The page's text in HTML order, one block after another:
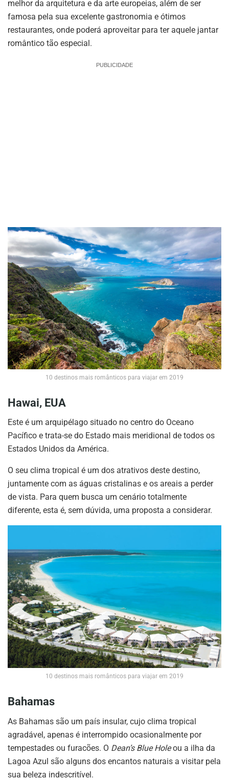
melhor da arquitetura e da arte europeias, além de ser
famosa pela sua excelente gastronomia e ótimos
restaurantes, onde poderá aproveitar para ter aquele jantar
romântico tão especial.
PUBLICIDADE
10 destinos mais românticos para viajar em 2019
Hawai, EUA
Este é um arquipélago situado no centro do Oceano
Pacífico e trata-se do Estado mais meridional de todos os
Estados Unidos da América.
O seu clima tropical é um dos atrativos deste destino,
juntamente com as águas cristalinas e os areais a perder
de vista. Para quem busca um cenário totalmente
diferente, esta é, sem dúvida, uma proposta a considerar.
10 destinos mais românticos para viajar em 2019
Bahamas
As Bahamas são um país insular, cujo clima tropical
agradável, apenas é interrompido ocasionalmente por
tempestades ou furacões. O Dean’s Blue Holeou a ilha da
Lagoa Azul são alguns dos encantos naturais a visitar pela
sua beleza indescritível.